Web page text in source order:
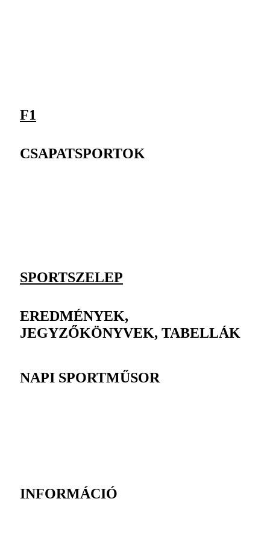
F1
CSAPATSPORTOK
SPORTSZELEP
EREDMÉNYEK,
JEGYZŐKÖNYVEK, TABELLÁK
NAPI SPORTMŰSOR
INFORMÁCIÓ